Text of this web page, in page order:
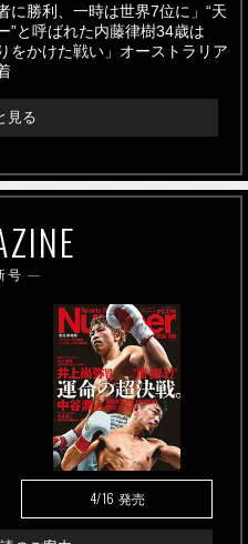
に勝利、一時は世界7位に」“天
”と呼ばれた内藤律樹34歳は
をかけた戦い」オーストラリア
見る
号
4/16 発売